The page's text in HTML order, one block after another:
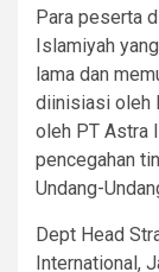
Para peserta
Islamiyah
lama dan
diinisiasi oleh
oleh PT Astra
pencegahan
Undang-
Dept Head
International,